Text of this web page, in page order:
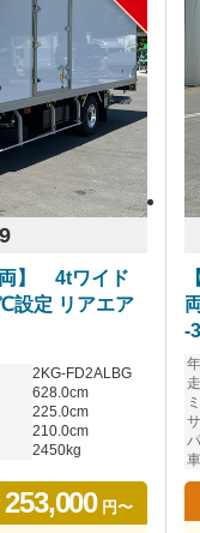
両】 4tワイド
設定 リアエア
2KG-FD2ALBG
628.0cm
225.0cm
210.0cm
2450kg
253,000円〜
-